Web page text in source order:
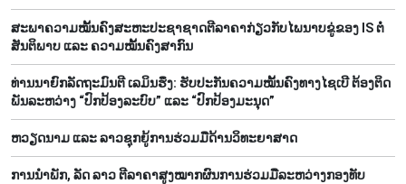
ສະພາຄວາມໝັ້ນຄົງສະຫະປະຊາຊາດຕີລາຄາກ່ຽວກັບໄພນາບຂູ່ຂອງ IS ຕໍ່
ສັນຕິພາບ ແລະ ຄວາມໝັ້ນຄົງສາກົນ
ທ່ານນາຍົກລັດຖະມົນຕີ ເລມິນຮຶງ: ຮັບປະກັນຄວາມໝັ້ນຄົງທາງໄຊເບີ ຕ້ອງຕິດ
ພັນລະຫວ່າງ “ປົກປ້ອງລະບົບ” ແລະ “ປົກປ້ອງມະນຸດ”
ຫວຽດ​ນາມ ແລະ ລາວ​ຊຸກ​ຍູ້​ການ​ຮ່ວມ​ມື​ດ້ານວ​ິ​ທະ​ຍາ​ສາດ
ການ​ນຳ​ພັກ, ລັດ ລາວ ຕີ​ລາ​ຄາ​ສູງ​ໝາກ​ຜົນ​ການ​ຮ່ວມ​ມື​ລະ​ຫວ່າງກອງ​ທັບ